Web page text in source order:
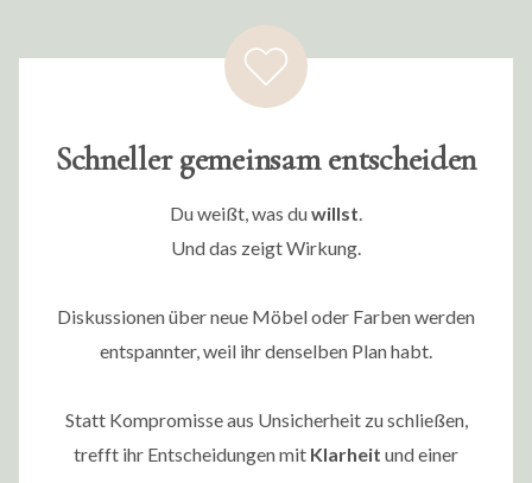
Schneller gemeinsam entscheiden
Du weißt, was duwillst.
Und das zeigt Wirkung.
Diskussionen über neue Möbel oder Farben werden
entspannter, weil ihr denselben Plan habt.
Statt Kompromisse aus Unsicherheit zu schließen,
trefft ihr Entscheidungen mit Klarheit und einer